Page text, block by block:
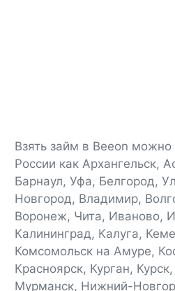
Взять займ в Beeon можно
России как Архангельск,
Барнаул, Уфа, Белгород,
Новгород, Владимир,
Воронеж, Чита, Иваново,
Калининград, Калуга,
Комсомольск на Амуре,
Красноярск, Курган,
Мурманск, Нижний-